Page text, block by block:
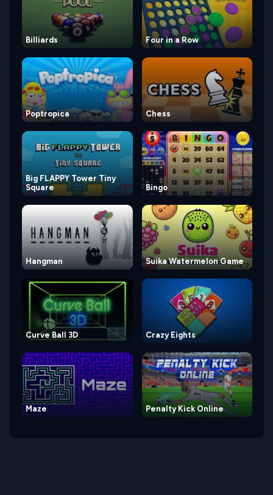
Billiards Four in a Row
Poptropica Chess
Big FLAPPY Tower Tiny
Square
Bingo
Hangman Suika Watermelon Game
Curve Ball 3D Crazy Eights
Maze Penalty Kick Online